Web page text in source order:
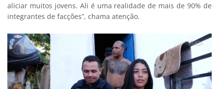
aliciar muitos jovens. Ali é uma realidade de mais de 90% de
integrantes de facções”, chama atenção.